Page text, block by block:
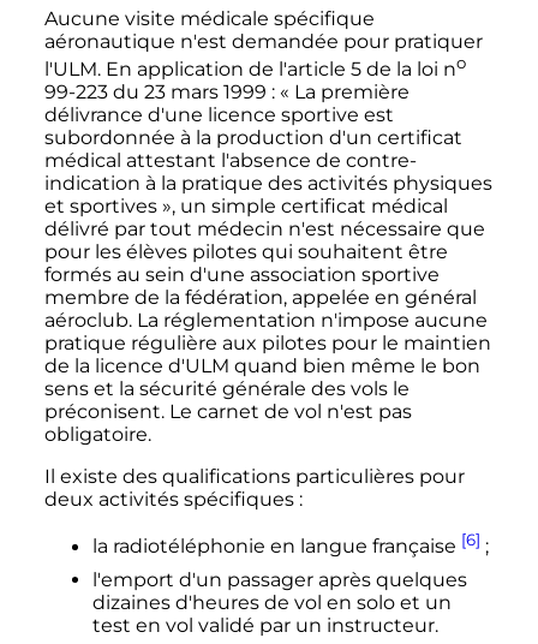
Aucune visite médicale spécifique
aéronautique n'est demandée pour pratiquer
l'ULM. En application de l'article 5 de la loi no
99-223du 23 mars 1999 : « La première
délivrance d'une licence sportive est
subordonnée à la production d'un certificat
médical attestant l'absence de contre-
indication à la pratique des activités physiques
et sportives », un simple certificat médical
délivré par tout médecin n'est nécessaire que
pour les élèves pilotes qui souhaitent être
formés au sein d'une association sportive
membre de la fédération, appelée en général
aéroclub. La réglementation n'impose aucune
pratique régulière aux pilotes pour le maintien
de la licence d'ULM quand bien même le bon
sens et la sécurité générale des vols le
préconisent. Le carnet de vol n'est pas
obligatoire.
Il existe des qualifications particulières pour
deux activités spécifiques :
la radiotéléphonie en langue française [6] ;
l'emport d'un passager après quelques
dizaines d'heures de vol en solo et un
test en vol validé par un instructeur.